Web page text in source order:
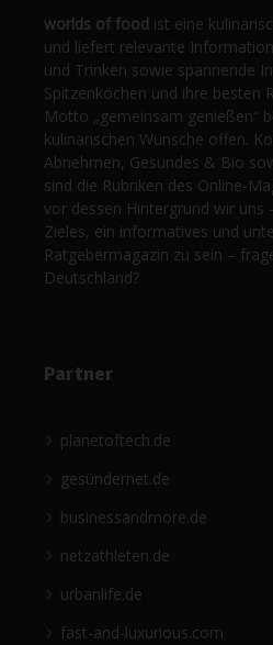
worlds of food ist eine
und liefert relevante
und Trinken sowie spannende
Spitzenköchen und ihre besten
Motto „gemeinsam genießen“
kulinarischen Wünsche offen.
Abnehmen, Gesundes & Bio
sind die Rubriken des Online-
vor dessen Hintergrund wir uns
Zieles, ein informatives und
Ratgebermagazin zu sein –
Deutschland?
Partner
planetoftech.de
gesündernet.de
businessandmore.de
netzathleten.de
urbanlife.de
fast-and-luxurious.com